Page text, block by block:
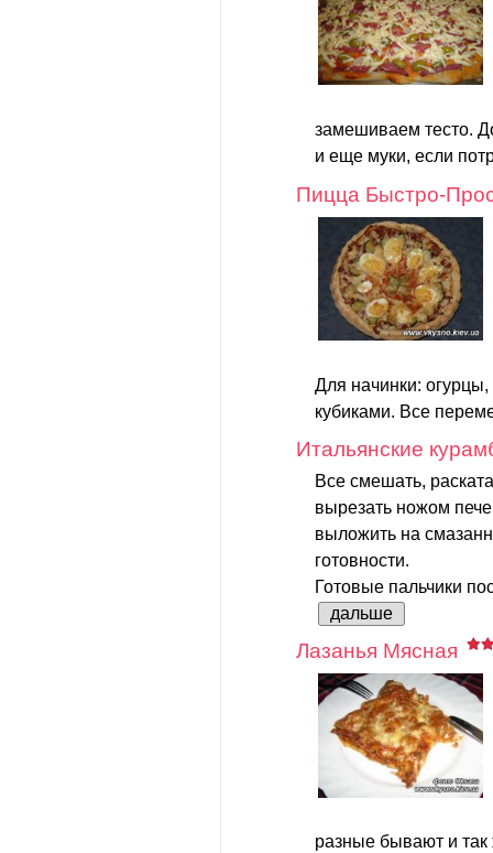
замешиваем тесто.
и еще муки, если
Пицца Быстро-
Для начинки: огурцы,
кубиками. Все
Итальянские
Все смешать,
вырезать ножом
выложить на
готовности.
Готовые пальчики
дальше
Лазанья Мясная
разные бывают и